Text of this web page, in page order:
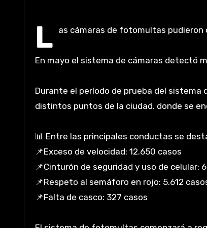
L as cámaras de fotomultas pudieron
En mayo el sistema de cámaras detectó
Durante el período de prueba del
distintos puntos de la ciudad. donde se
📊 Entre las principales conductas se
📌Exceso de velocidad: 12.650 casos
📌Cinturón de seguridad y uso de celular:
📌Respeto al semáforo en rojo: 5.612
📌Falta de casco: 327 casos